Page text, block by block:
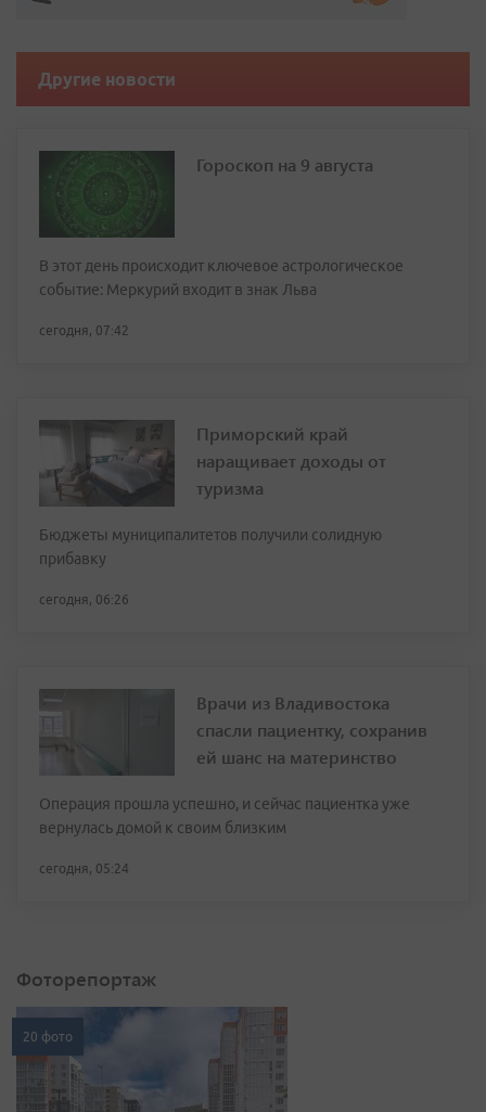
Другие новости
Гороскоп на 9 августа
В этот день происходит ключевое астрологическое
событие: Меркурий входит в знак Льва
сегодня, 07:42
Приморский край
наращивает доходы от
туризма
Бюджеты муниципалитетов получили солидную
прибавку
сегодня, 06:26
Врачи из Владивостока
спасли пациентку, сохранив
ей шанс на материнство
Операция прошла успешно, и сейчас пациентка уже
вернулась домой к своим близким
сегодня, 05:24
Фоторепортаж
20 фото